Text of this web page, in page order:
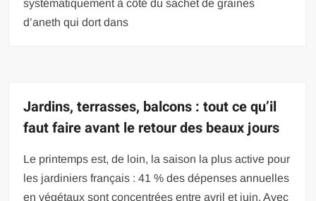
systématiquement à côté du sachet de graines
d’aneth qui dort dans
Jardins, terrasses, balcons : tout ce qu’il
faut faire avant le retour des beaux jours
Le printemps est, de loin, la saison la plus active pour
les jardiniers français : 41 % des dépenses annuelles
en végétaux sont concentrées entre avril et juin. Avec